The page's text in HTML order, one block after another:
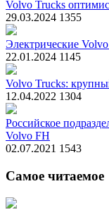
Volvo Trucks
29.03.2024 1355
Электрические
22.01.2024 1145
Volvo Trucks:
12.04.2022 1304
Российское
Volvo FH
02.07.2021 1543
Самое читаемое